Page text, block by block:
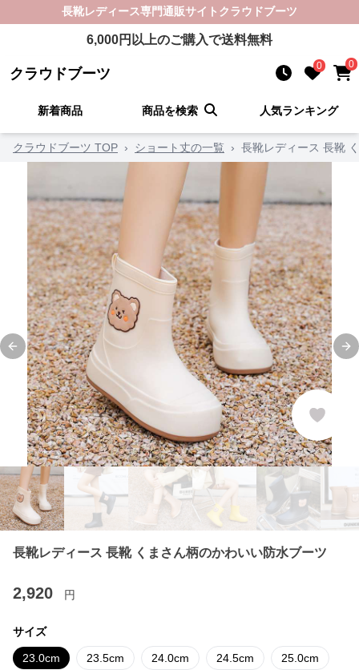
長靴レディース専門通販サイト クラウドブーツ
6,000円以上のご購入で送料無料
クラウドブーツ 0 0
新着商品 商品を検索 人気ランキング
クラウドブーツ TOP › ショート丈の一覧 › 長靴レディース 長靴
Previous slide
長靴レディース 長靴 くまさん柄のかわいい防水ブーツ
2,920 円
サイズ
23.0cm 23.5cm 24.0cm 24.5cm 25.0cm